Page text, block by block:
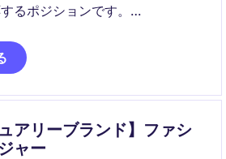
るポジションです。
ら、主体的に業務を推進し、日
支えていただきます。
アリーブランド】ファシ
ャー